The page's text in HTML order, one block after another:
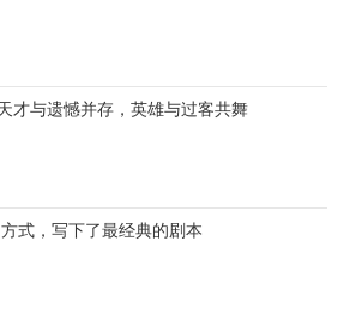
才与遗憾并存，英雄与过客共舞
式，写下了最经典的剧本